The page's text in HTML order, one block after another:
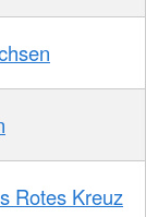
Rotes Kreuz